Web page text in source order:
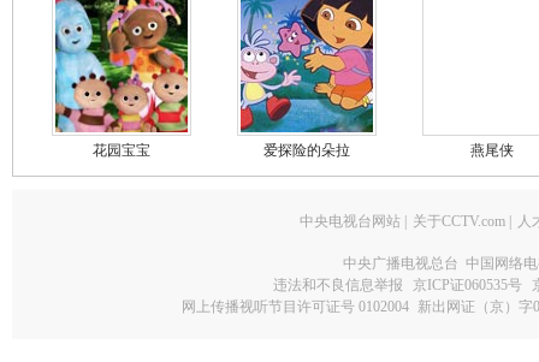
花园宝宝 爱探险的朵拉 燕尾侠
中央电视台网站 关于CCTV.com 人
中央广播电视总台 中国网络
违法和不良信息举报
京ICP证060535号
网上传播视听节目许可证号 0102004 新出网证（京）